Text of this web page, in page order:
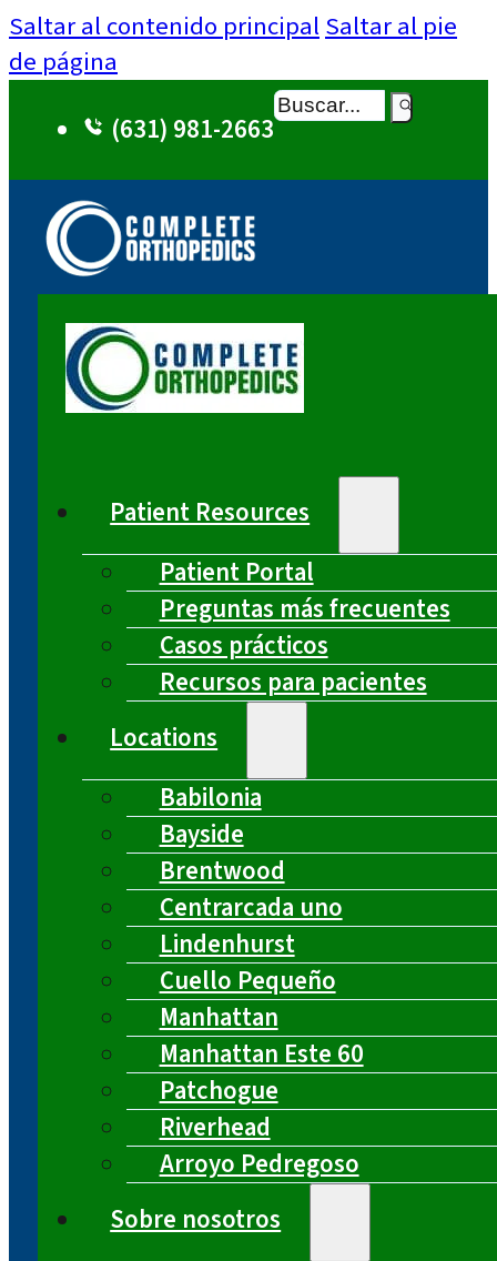
Saltar al contenido principal Saltar al pie
de página
(631) 981-2663
Buscar
Patient Resources
Patient Portal
Preguntas más frecuentes
Casos prácticos
Recursos para pacientes
Locations
Babilonia
Bayside
Brentwood
Centrarcada uno
Lindenhurst
Cuello Pequeño
Manhattan
Manhattan Este 60
Patchogue
Riverhead
Arroyo Pedregoso
Sobre nosotros